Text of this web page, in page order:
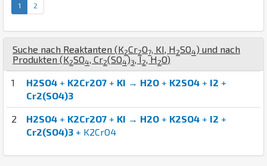
1 2
Suche nach Reaktanten (K2Cr2O7 KI H 2SO4) und nach
Produkten (K2SO4 Cr2(SO4)3 ,I2 ,H 2O)
1 H2SO4 + K2Cr2O7 + KI → H2O + K2SO4 + I2 +
Cr2(SO4)3
2 H2SO4 + K2Cr2O7 + KI → H2O + K2SO4 + I2 +
Cr2(SO4)3 + K2CrO4